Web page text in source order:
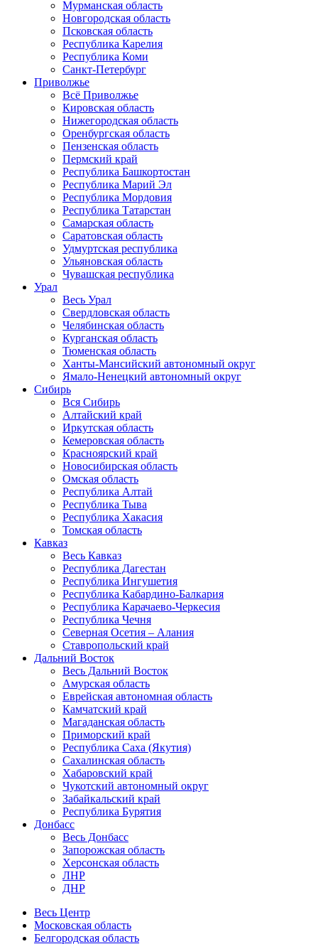
Мурманская область
Новгородская область
Псковская область
Республика Карелия
Республика Коми
Санкт-Петербург
Приволжье
Всё Приволжье
Кировская область
Нижегородская область
Оренбургская область
Пензенская область
Пермский край
Республика Башкортостан
Республика Марий Эл
Республика Мордовия
Республика Татарстан
Самарская область
Саратовская область
Удмуртская республика
Ульяновская область
Чувашская республика
Урал
Весь Урал
Свердловская область
Челябинская область
Курганская область
Тюменская область
Ханты-Мансийский автономный округ
Ямало-Ненецкий автономный округ
Сибирь
Вся Сибирь
Алтайский край
Иркутская область
Кемеровская область
Красноярский край
Новосибирская область
Омская область
Республика Алтай
Республика Тыва
Республика Хакасия
Томская область
Кавказ
Весь Кавказ
Республика Дагестан
Республика Ингушетия
Республика Кабардино-Балкария
Республика Карачаево-Черкесия
Республика Чечня
Северная Осетия – Алания
Ставропольский край
Дальний Восток
Весь Дальний Восток
Амурская область
Еврейская автономная область
Камчатский край
Магаданская область
Приморский край
Республика Саха (Якутия)
Сахалинская область
Хабаровский край
Чукотский автономный округ
Забайкальский край
Республика Бурятия
Донбасс
Весь Донбасс
Запорожская область
Херсонская область
ЛНР
ДНР
Весь Центр
Московская область
Белгородская область